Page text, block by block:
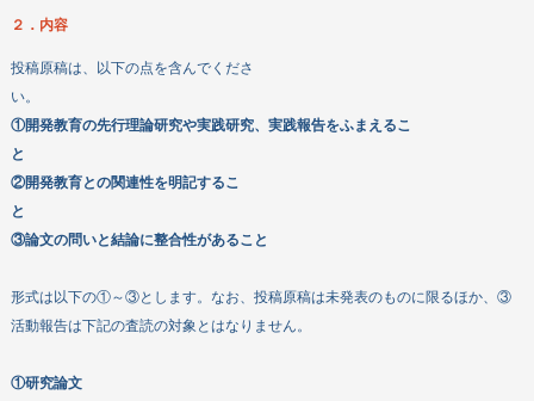
２．内容
投稿原稿は、以下の点を含んでくださ
い
①開発教育の先行理論研究や実践研究、実践報告をふまえるこ
②開発教育との関連性を明記するこ
③論文の問いと結論に整合性があること
形式は以下の①～③とします。なお、投稿原稿は未発表のものに限るほか、③
活動報告は下記の査読の対象とはなりません。
①研究論文